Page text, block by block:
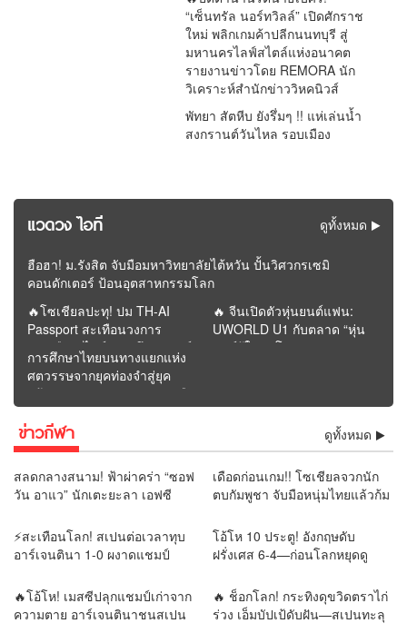
“เซ็นทรัล นอร์ทวิลล์” เปิดศักราช
ใหม่ พลิกเกมค้าปลีกนนทบุรี สู่
มหานครไลฟ์สไตล์แห่งอนาคต
รายงานข่าวโดย REMORA นัก
วิเคราะห์สำนักข่าววิหคนิวส์
พัทยา สัตหีบ ยังรึ่มๆ !! แห่เล่นน้ำ
สงกรานต์วันไหล รอบเมือง
แวดวง ไอที ดูทั้งหมด
ฮือฮา! ม.รังสิต จับมือมหาวิทยาลัยไต้หวัน ปั้นวิศวกรเซมิ
คอนดักเตอร์ ป้อนอุตสาหกรรมโลก
🔥โซเชียลปะทุ! ปม TH-AI
Passport สะเทือนวงการ
การเมือง “ไอซ์” เปิดศึกวิจารณ์
“ภาวุธ” ก่อนโพสต์หายจาก
หน้าฟีด
🔥 จีนเปิดตัวหุ่นยนต์แฟน:
UWORLD U1 กับตลาด “หุ่น
ยนต์รู้ใจคนโสด” | รายงาน
การศึกษาไทยบนทางแยกแห่ง
ศตวรรษจากยุคท่องจำสู่ยุค
สร้างคุณค่า : อนาคตจะรุ่งหรือ
ร่วงอยู่ที่การปฏิรูปครั้งนี้ |
รายงานโดย ดุลย์ จุลกะเศียน
นักวิเคราะห์ สำนักข่าววิหคนิ
ข่าวกีฬา ดูทั้งหมด
สลดกลางสนาม! ฟ้าผ่าคร่า “ซอฟ
วัน อาแว” นักเตะยะลา เอฟซี
เดือดก่อนเกม!! โซเชียลจวกนัก
ตบกัมพูชา จับมือหนุ่มไทยแล้วก้ม
แบบนี้ไม่ควรทำ
⚡สะเทือนโลก! สเปนต่อเวลาทุบ
อาร์เจนตินา 1-0 ผงาดแชมป์
โอ้โห 10 ประตู! อังกฤษดับ
ฝรั่งเศส 6-4—ก่อนโลกหยุดดู
🔥โอ้โห! เมสซีปลุกแชมป์เก่าจาก
ความตาย อาร์เจนตินาชนสเปน
🔥 ช็อกโลก! กระทิงดุขวิดตราไก่
ร่วง เอ็มบัปเป้ดับฝัน—สเปนทะลุ